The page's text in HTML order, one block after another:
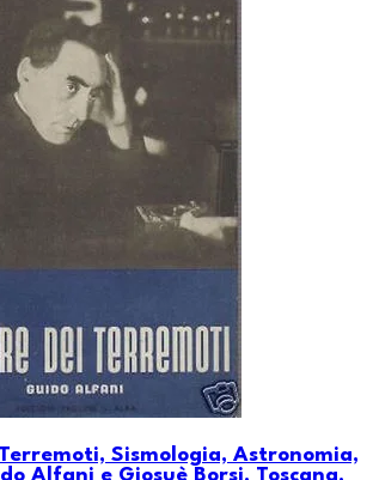
Sismologia, Astronomia,
Alfani e Giosuè Borsi, Toscana,